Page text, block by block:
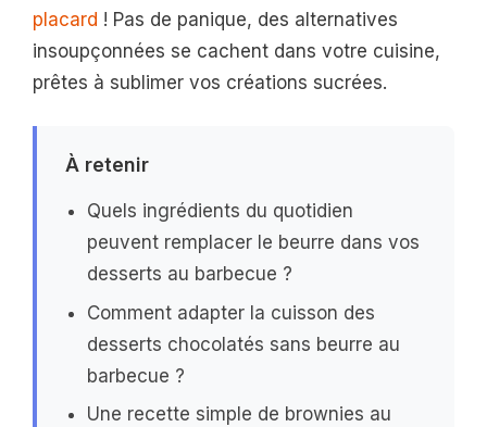
placard ! Pas de panique, des alternatives
insoupçonnées se cachent dans votre cuisine,
prêtes à sublimer vos créations sucrées.
À retenir
Quels ingrédients du quotidien
peuvent remplacer le beurre dans vos
desserts au barbecue ?
Comment adapter la cuisson des
desserts chocolatés sans beurre au
barbecue ?
Une recette simple de brownies au